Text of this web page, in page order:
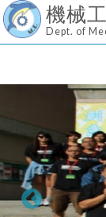
機械
Dept. of